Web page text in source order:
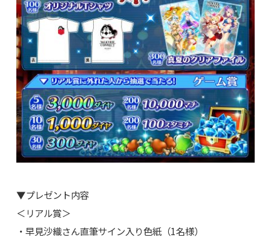
▼プレゼント内容
＜リアル賞＞
・早見沙織さん直筆サイン入り色紙（1名様）